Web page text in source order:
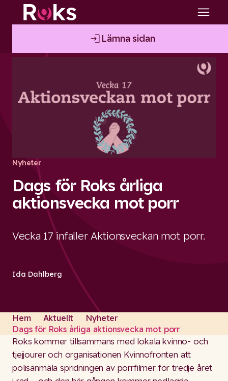
Lämna sidan
Nyheter
Dags för Roks årliga
aktionsvecka mot porr
Vecka 17 infaller Aktionsveckan mot porr.
Ida Dahlberg
Hem Aktuellt
Nyheter
Dags för Roks årliga aktionsvecka mot porr
Roks kommer tillsammans med lokala kvinno- och
tjejjourer och organisationen Kvinnofronten att
polisanmäla spridningen av porrfilmer för tredje året